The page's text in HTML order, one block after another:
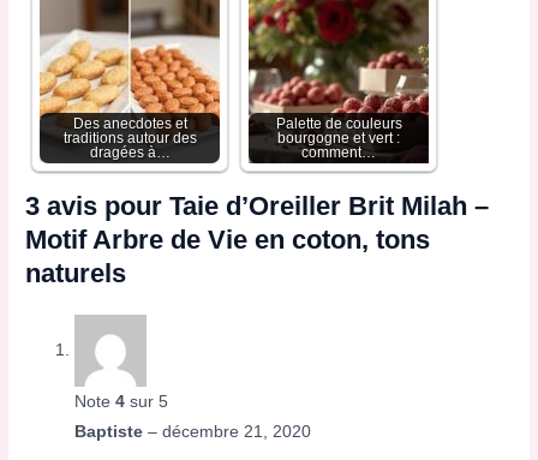
Des anecdotes et
traditions autour des
dragées à…
Palette de couleurs
bourgogne et vert :
comment…
3 avis pourTaie d’Oreiller Brit Milah –
Motif Arbre de Vie en coton, tons
naturels
Note4 sur 5
Baptiste– décembre 21, 2020